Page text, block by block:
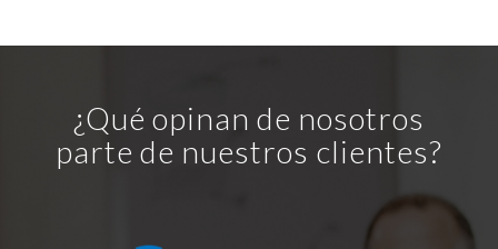
¿Qué opinan de nosotros
parte de nuestros clientes?